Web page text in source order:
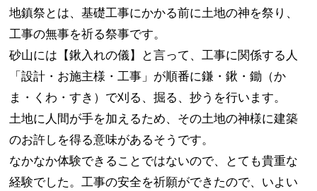
コラム
メディア掲載実績
地鎮祭とは、基礎工事にかかる前に土地の神を祭り、
工事の無事を祈る祭事です。
砂山には【鍬入れの儀】と言って、工事に関係する人
「設計・お施主様・工事」が順番に鎌・鍬・鋤（か
ま・くわ・すき）で刈る、掘る、抄うを行います。
土地に人間が手を加えるため、その土地の神様に建築
のお許しを得る意味があるそうです。
なかなか体験できることではないので、とても貴重な
経験でした。工事の安全を祈願ができたので、いよい